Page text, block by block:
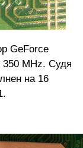
GeForce
350 MHz. Судя
на 16